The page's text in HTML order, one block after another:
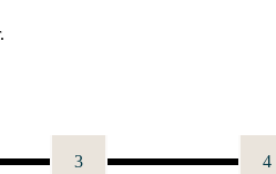
3 4